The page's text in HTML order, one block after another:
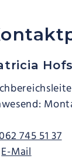
745 51 37
E-Mail